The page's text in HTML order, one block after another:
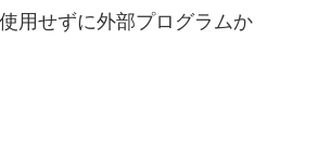
用せずに外部プログラムか